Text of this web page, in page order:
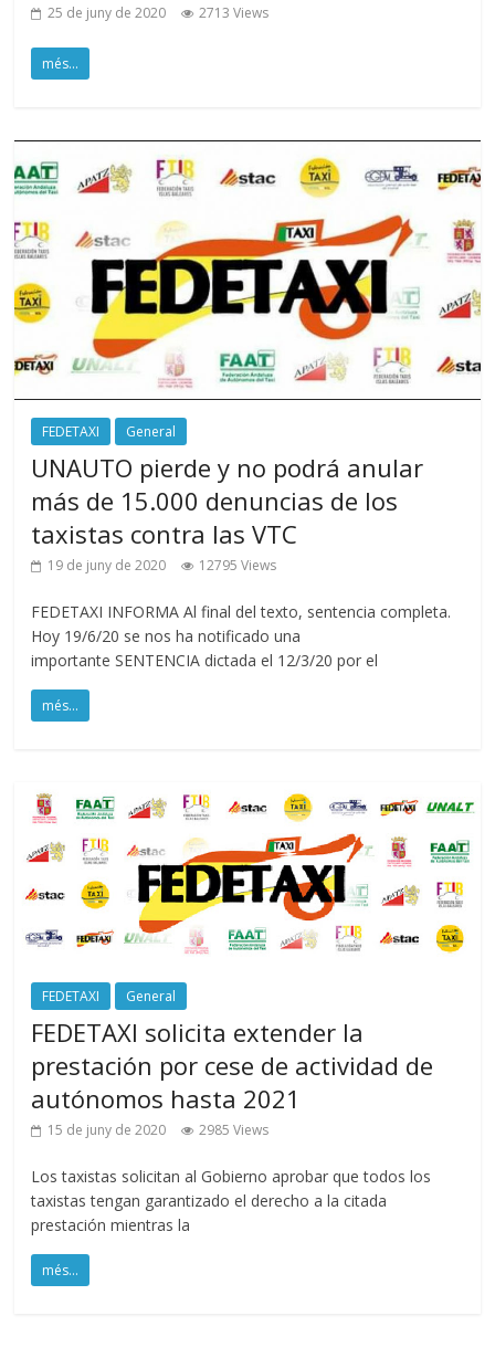
25 de juny de 2020 2713 Views
més...
FEDETAXI General
UNAUTO pierde y no podrá anular
más de 15.000 denuncias de los
taxistas contra las VTC
19 de juny de 2020 12795 Views
FEDETAXI INFORMA Al final del texto, sentencia completa.
Hoy 19/6/20 se nos ha notificado una
importante SENTENCIA dictada el 12/3/20 por el
més...
FEDETAXI General
FEDETAXI solicita extender la
prestación por cese de actividad de
autónomos hasta 2021
15 de juny de 2020 2985 Views
Los taxistas solicitan al Gobierno aprobar que todos los
taxistas tengan garantizado el derecho a la citada
prestación mientras la
més...